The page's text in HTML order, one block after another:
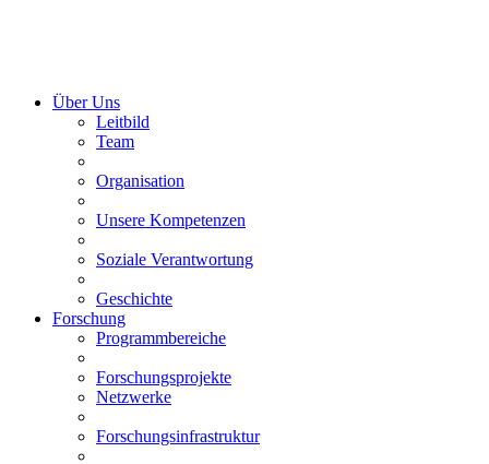
Über Uns
Leitbild
Team
Organisation
Unsere Kompetenzen
Soziale Verantwortung
Geschichte
Forschung
Programmbereiche
Forschungsprojekte
Netzwerke
Forschungsinfrastruktur